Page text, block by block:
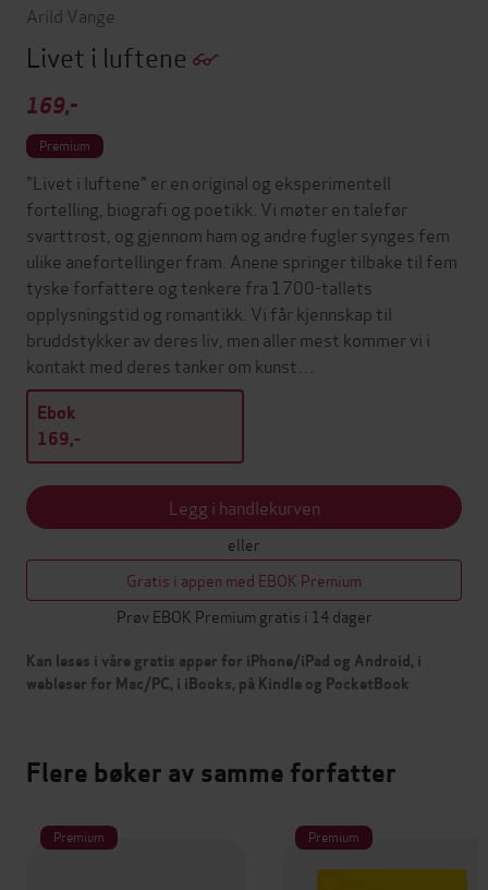
Arild Vange
Livet i luftene
169,-
Premium
"Livet i luftene" er en original og eksperimentell
fortelling, biografi og poetikk. Vi møter en talefør
svarttrost, og gjennom ham og andre fugler synges fem
ulike anefortellinger fram. Anene springer tilbake til fem
tyske forfattere og tenkere fra 1700-tallets
opplysningstid og romantikk. Vi får kjennskap til
bruddstykker av deres liv, men aller mest kommer vi i
kontakt med deres tanker om kunst…
Ebok
169,-
Legg i handlekurven
eller
Gratis i appen med EBOK Premium
Prøv EBOK Premium gratis i 14 dager
Kan leses i våre gratis apper for iPhone/iPad og Android, i
webleser for Mac/PC, i iBooks, på Kindle og PocketBook
Flere bøker av samme forfatter
Premium Premium